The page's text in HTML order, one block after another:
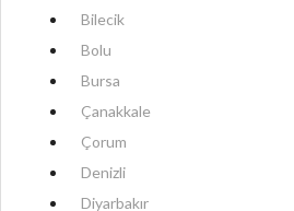
Bilecik
Bolu
Bursa
Çanakkale
Çorum
Denizli
Diyarbakır